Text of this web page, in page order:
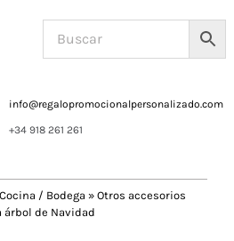
info@regalopromocionalpersonalizado.com
+34 918 261 261
Cocina / Bodega » Otros accesorios
árbol de Navidad